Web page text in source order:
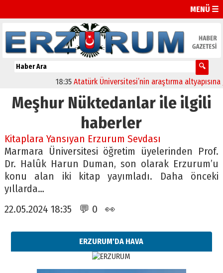
MENÜ ☰
18:35 Atatürk Üniversitesi’nin araştırma altyapısına
Meşhur Nüktedanlar ile ilgili
haberler
Kitaplara Yansıyan Erzurum Sevdası
Marmara Üniversitesi öğretim üyelerinden Prof.
Dr. Halûk Harun Duman, son olarak Erzurum’u
konu alan iki kitap yayımladı. Daha önceki
yıllarda…
22.05.2024 18:35 💬 0 👀
ERZURUM'DA HAVA